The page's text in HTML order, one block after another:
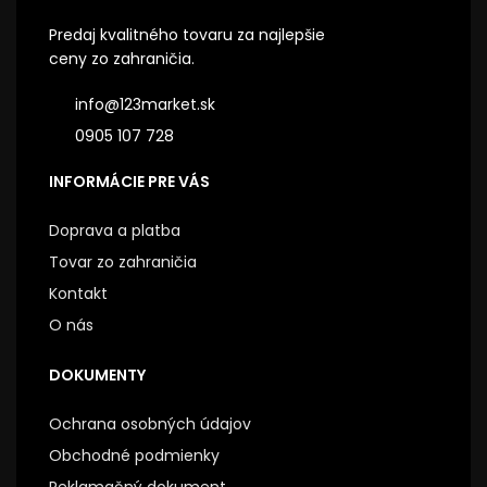
Predaj kvalitného tovaru za najlepšie
ceny zo zahraničia.
info@123market.sk
0905 107 728
INFORMÁCIE PRE VÁS
Doprava a platba
Tovar zo zahraničia
Kontakt
O nás
DOKUMENTY
Ochrana osobných údajov
Obchodné podmienky